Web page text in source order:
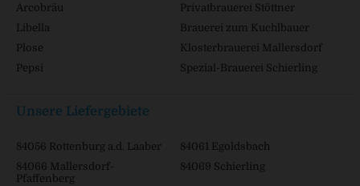
Arcobräu
Privatbrauerei Stöttner
Libella
Brauerei zum Kuchlbauer
Plose
Klosterbrauerei Mallersdorf
Pepsi
Spezial-Brauerei Schierling
Unsere Liefergebiete
84056 Rottenburg a.d. Laaber
84061 Egoldsbach
84066 Mallersdorf-
Pfaffenberg
84069 Schierling